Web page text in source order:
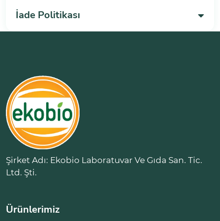
İade Politikası
Şirket Adı: Ekobio Laboratuvar Ve Gıda San. Tic.
Ltd. Şti.
Ürünlerimiz